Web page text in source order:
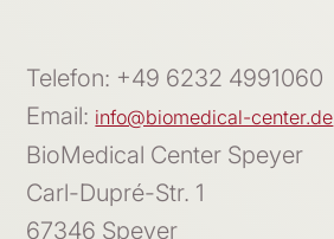
Telefon: +49 6232 4991060
Email: info@biomedical-center.de
BioMedical Center Speyer
Carl-Dupré-Str. 1
67346 Speyer